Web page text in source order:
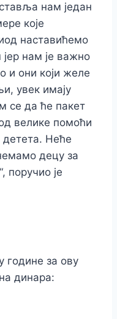
нам један
које
наставићемо
нам је важно
и они који желе
увек имају
се да ће пакет
велике помоћи
Неће
децу за
поручио је
године за ову
динара: